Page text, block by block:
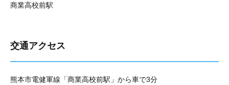
商業高校前駅
交通アクセス
熊本市電健軍線「商業高校前駅」から車で3分